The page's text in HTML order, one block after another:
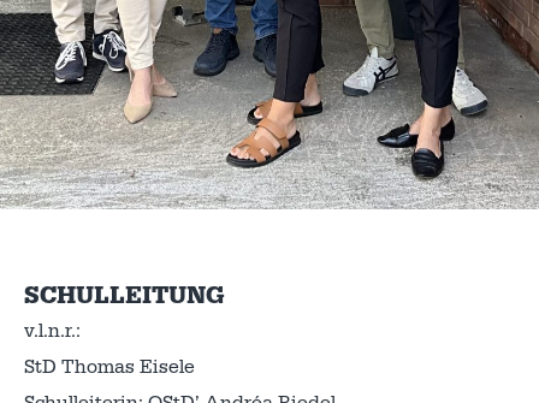
SCHULLEITUNG
v.l.n.r.:
StD Thomas Eisele